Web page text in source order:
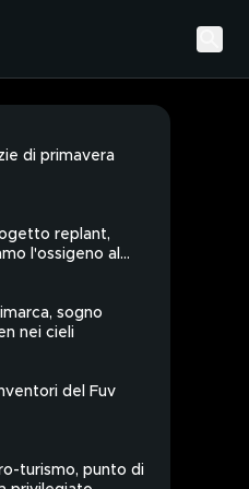
di primavera
replant,
l'ossigeno al
sogno
nei cieli
del Fuv
turismo, punto di